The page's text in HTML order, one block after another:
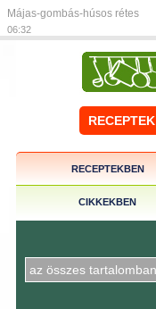
Májas-gombás-húsos rétes
06:32
RECEPTEK
RECEPTEKBEN
CIKKEKBEN